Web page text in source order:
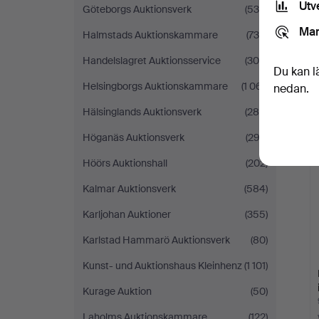
Göteborgs Auktionsverk
(538)
Halmstads Auktionskammare
(734)
Handelslagret Auktionsservice
(309)
Helsingborgs Auktionskammare
(1 061)
Hälsinglands Auktionsverk
(286)
Höganäs Auktionsverk
(292)
Höörs Auktionshall
(202)
Kalmar Auktionsverk
(584)
Karljohan Auktioner
(355)
Karlstad Hammarö Auktionsverk
(80)
Kunst- und Auktionshaus Kleinhenz(1 101)
Kurage Auktion
(50)
Du kan
nedan.